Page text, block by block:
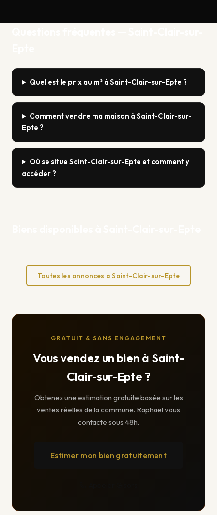
Quel est le prix au m² à Saint-Clair-sur-Epte ?
Comment vendre ma maison à Saint-Clair-sur-
Epte ?
Où se situe Saint-Clair-sur-Epte et comment y
accéder ?
Toutes les annonces à Saint-Clair-sur-Epte
GRATUIT & SANS ENGAGEMENT
Vous vendez un bien à Saint-
Clair-sur-Epte ?
Obtenez une estimation gratuite basée sur les
ventes réelles de la commune. Raphaël vous
contacte sous 48h.
Estimer mon bien gratuitement